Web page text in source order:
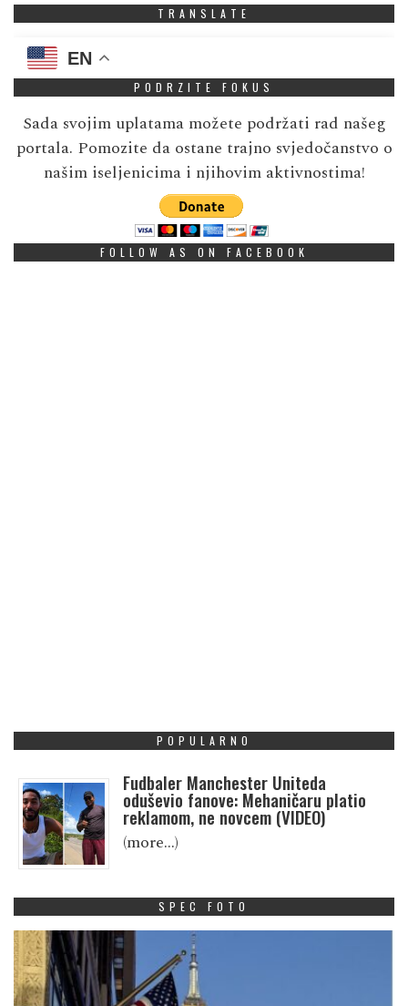
TRANSLATE
EN
PODRZITE FOKUS
Sada svojim uplatama možete podržati rad našeg
portala. Pomozite da ostane trajno svjedočanstvo o
našim iseljenicima i njihovim aktivnostima!
FOLLOW AS ON FACEBOOK
POPULARNO
Fudbaler Manchester Uniteda
oduševio fanove: Mehaničaru platio
reklamom, ne novcem (VIDEO)
(more…)
SPEC FOTO